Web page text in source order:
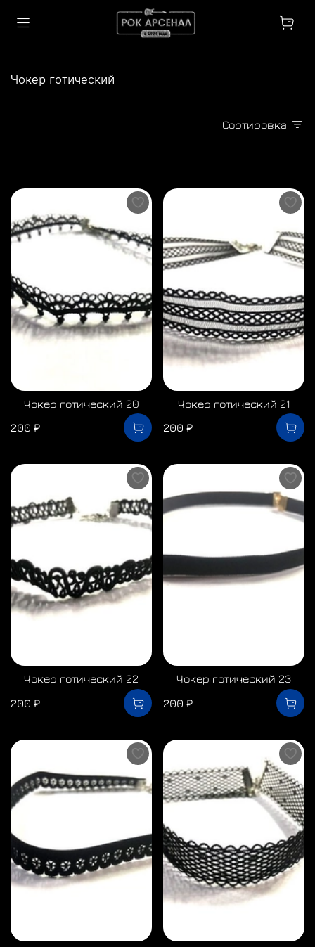
Чокер готический
Сортировка
Чокер готический 20
200 ₽
Чокер готический 21
200 ₽
Чокер готический 22
200 ₽
Чокер готический 23
200 ₽